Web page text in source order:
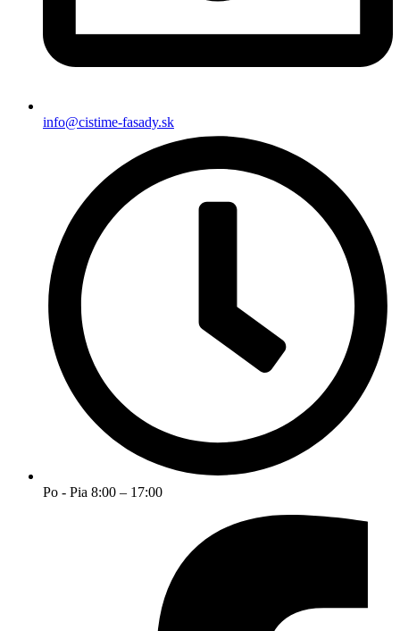
info@cistime-fasady.sk
Po - Pia 8:00 – 17:00